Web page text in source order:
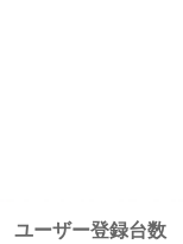
ユーザー登録台数